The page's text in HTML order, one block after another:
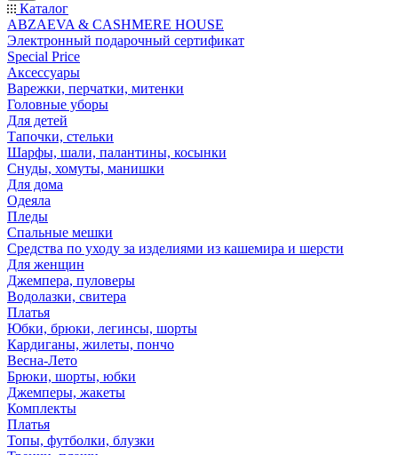
Каталог
ABZAEVA & CASHMERE HOUSE
Электронный подарочный сертификат
Special Price
Аксессуары
Варежки, перчатки, митенки
Головные уборы
Для детей
Тапочки, стельки
Шарфы, шали, палантины, косынки
Снуды, хомуты, манишки
Для дома
Одеяла
Пледы
Спальные мешки
Средства по уходу за изделиями из кашемира и шерсти
Для женщин
Джемпера, пуловеры
Водолазки, свитера
Платья
Юбки, брюки, легинсы, шорты
Кардиганы, жилеты, пончо
Весна-Лето
Брюки, шорты, юбки
Джемперы, жакеты
Комплекты
Платья
Топы, футболки, блузки